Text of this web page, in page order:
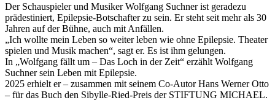
Der Schauspieler und Musiker Wolfgang Suchner ist geradezu
prädestiniert, Epilepsie-Botschafter zu sein. Er steht seit mehr als 30
Jahren auf der Bühne, auch mit Anfällen.
„Ich wollte mein Leben so weiter leben wie ohne Epilepsie. Theater
spielen und Musik machen“, sagt er. Es ist ihm gelungen.
In „Wolfgang fällt um – Das Loch in der Zeit“ erzählt Wolfgang
Suchner sein Leben mit Epilepsie.
2025 erhielt er – zusammen mit seinem Co-Autor Hans Werner Otto
– für das Buch den Sibylle-Ried-Preis der STIFTUNG MICHAEL.